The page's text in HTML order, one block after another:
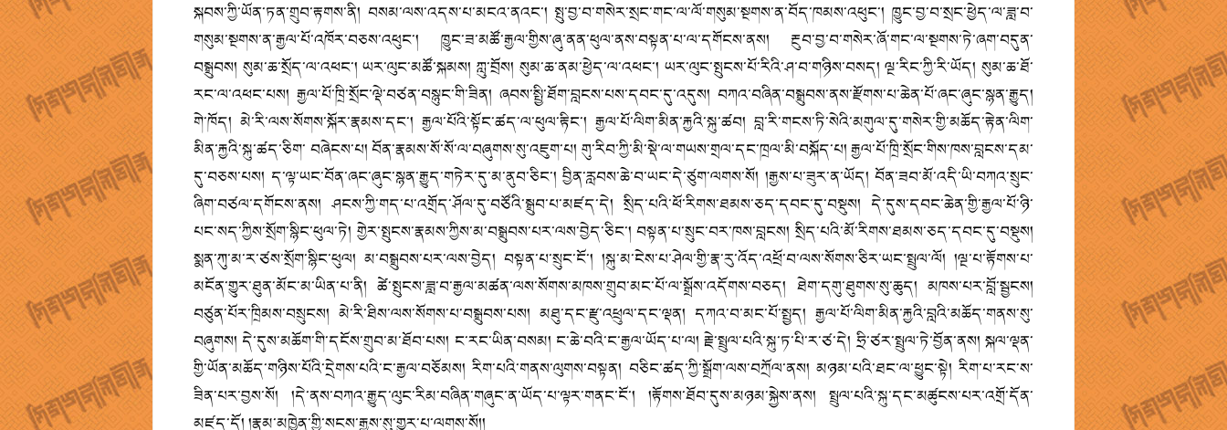
སྐབས་ཀྱི་ཡོན་ཏན་གྲུབ་རྟགས་ནི། བསམ་ལས་འདས་པ་མངའ་ནའང་། སྤུ་བྱ་བ་གསེར་སྲང་གང་ལ་ལོ་གསུམ་སྔགས་ན་བོད་ཁམས་འཕུང་། ཁྱུང་བྱ་བ་སྲང་ཕྱེད་ལ་ཟླ་བ་
གསུམ་སྔགས་ན་རྒྱལ་པོ་འཁོར་བཅས་འཕུང་། ཁྱུང་ཟ་མཚོ་རྒྱལ་གྱིས་ཞུ་ནན་ཕུལ་ནས་བསྟན་པ་ལ་དགོངས་ནས། རྔུབ་བྱ་བ་གསེར་ཞོ་གང་ལ་སྔགས་ཏེ་ཞག་བདུན་
བསྒྲུབས། སུམ་ཆ་སྲོད་ལ་འཕང་། ཡར་ལུང་མཚོ་སྐམས། ཀླུ་བྲོས། སུམ་ཆ་ནམ་ཕྱེད་ལ་འཕང་། ཡར་ལུང་སྤུངས་པོ་རིའི་ཤ་བ་གཉིས་བསད། ལྔ་རིང་ཀྱི་རི་ཡོད། སུམ་ཆ་ཐོ་
རང་ལ་འཕང་པས། རྒྱལ་པོ་ཁྲི་སྲོང་ལྡེ་བཙན་བསྙུང་གི་ཟིན། ཞབས་སྤྱི་ཐོག་བླངས་པས་དབང་དུ་འདུས། བཀའ་བཞིན་བསྒྲུབས་ནས་རྫོགས་པ་ཆེན་པོ་ཞང་ཞུང་སྙན་རྒྱུད།
གེ་ཁོད། མེ་རི་ལས་སོགས་སྐོར་རྣམས་དང་། རྒྱལ་པོའི་སྟོང་ཚད་ལ་ཕུལ་རྟིང་། རྒྱལ་པོ་ལིག་མིན་རྐྱའི་སྐུ་ཚབ། བླ་རི་གངས་ཏི་སེའི་མགུལ་དུ་གསེར་གྱི་མཆོད་རྟེན་ལིག་
མིན་རྐྱའི་སྐུ་ཚད་ཅིག་ བཞེངས་པ། བོན་རྣམས་སོ་སོ་ལ་བཞུགས་སུ་འཇུག་པ། གུ་རིབ་ཀྱི་མི་སྡེ་ལ་གཡས་གྲལ་དང་ཁྲལ་མི་བསྐོད་པ། རྒྱལ་པོ་ཁྲི་སྲོང་གིས་ཁས་བླངས་དམ་
དུ་བཅས་པས། ད་ལྟ་ཡང་བོན་ཞང་ཞུང་སྙན་རྒྱུད་གཏེར་དུ་མ་ནུབ་ཅིང་། བྱིན་རླབས་ཆེ་བ་ཡང་དེ་ཙུག་ལགས་སོ། །རྒྱས་པ་ཟུར་ན་ཡོད། བོན་ཟབ་མོ་འདི་ཡི་བཀའ་སྲུང་
ཞིག་བཙལ་དགོངས་ནས། ཤངས་ཀྱི་གད་པ་འགྲོད་ཤོལ་དུ་བཙོའི་སྒྲུབ་པ་མཛད་དེ། སྲིད་པའི་ཕོ་རིགས་ཐམས་ཅད་དབང་དུ་བསྡུས། དེ་དུས་དབང་ཆེན་གྱི་རྒྱལ་པོ་ཉི་
པང་སད་ཀྱིས་སྲོག་སྙིང་ཕུལ་ཏེ། གྱེར་སྤུངས་རྣམས་ཀྱིས་མ་བསྒྲུབས་པར་ལས་བྱེད་ཅིང་། བསྟན་པ་སྲུང་བར་ཁས་བླངས། སྲིད་པའི་མོ་རིགས་ཐམས་ཅད་དབང་དུ་བསྡུས།
སྨན་ཀུ་མ་ར་ཙས་སྲོག་སྙིང་ཕུལ། མ་བསྒྲུབས་པར་ལས་བྱེད། བསྟན་པ་སྲུང་ངོ་། །སྐུ་མ་ངེས་པ་ཤེལ་གྱི་རྣ་རུ་འོད་འཕྲོ་བ་ལས་སོགས་ཅིར་ཡང་སྤྲུལ་ལོ། །ལྔ་པ་རྟོགས་པ་
མངོན་གྱུར་ཐུན་མོང་མ་ཡིན་པ་ནི། ཚེ་སྤུངས་ཟླ་བ་རྒྱལ་མཚན་ལས་སོགས་མཁས་གྲུབ་མང་པོ་ལ་སྒྲོས་འདོགས་བཅད། ཐེག་དགུ་ཐུགས་སུ་ཆུད། མཁས་པར་བློ་སྦྱངས།
བཙུན་པོར་ཁྲིམས་བསྲུངས། མེ་རི་ཐིས་ལས་སོགས་པ་བསྒྲུབས་པས། མཐུ་དང་རྫུ་འཕྲུལ་དང་ལྡན། དཀའ་བ་མང་པོ་སྤྱད། རྒྱལ་པོ་ལིག་མིན་རྐྱའི་བླའི་མཆོད་གནས་སུ་
བཞུགས། དེ་དུས་མཆོག་གི་དངོས་གྲུབ་མ་ཐོབ་པས། ང་རང་ཡིན་བསམ། ང་ཆེ་བའི་ང་རྒྱལ་ཡོད་པ་ལ། རྗེ་སྤྲུལ་པའི་སྐུ་ཏ་པི་ར་ཙ་དེ། ཧྲི་ཙར་སྤྲུལ་ཏེ་བྱོན་ནས། སྐལ་ལྡན་
གྱི་ཡོན་མཆོད་གཉིས་པོའི་དྲེགས་པའི་ང་རྒྱལ་བཅོམས། རིག་པའི་གནས་ལུགས་བསྟན། བཅིང་ཚད་ཀྱི་སྒྲོག་ལས་བཀྲོལ་ནས། མཉམ་པའི་ཐང་ལ་ཕྱུང་སྟེ། རིག་པ་རང་ས་
ཟིན་པར་བྱས་སོ། །དེ་ནས་བཀའ་རྒྱུད་ལུང་རིམ་བཞིན་གཞུང་ན་ཡོད་པ་ལྟར་གནང་ངོ་། །རྟོགས་ཐོབ་དུས་མཉམ་སྐྱེས་ནས། སྤྲུལ་པའི་སྐུ་དང་མཚུངས་པར་འགྲོ་དོན་
མཛད་དོ། །རྣམ་མཁྱེན་གྱི་སངས་རྒྱས་སུ་གྱུར་པ་ལགས་སོ།།